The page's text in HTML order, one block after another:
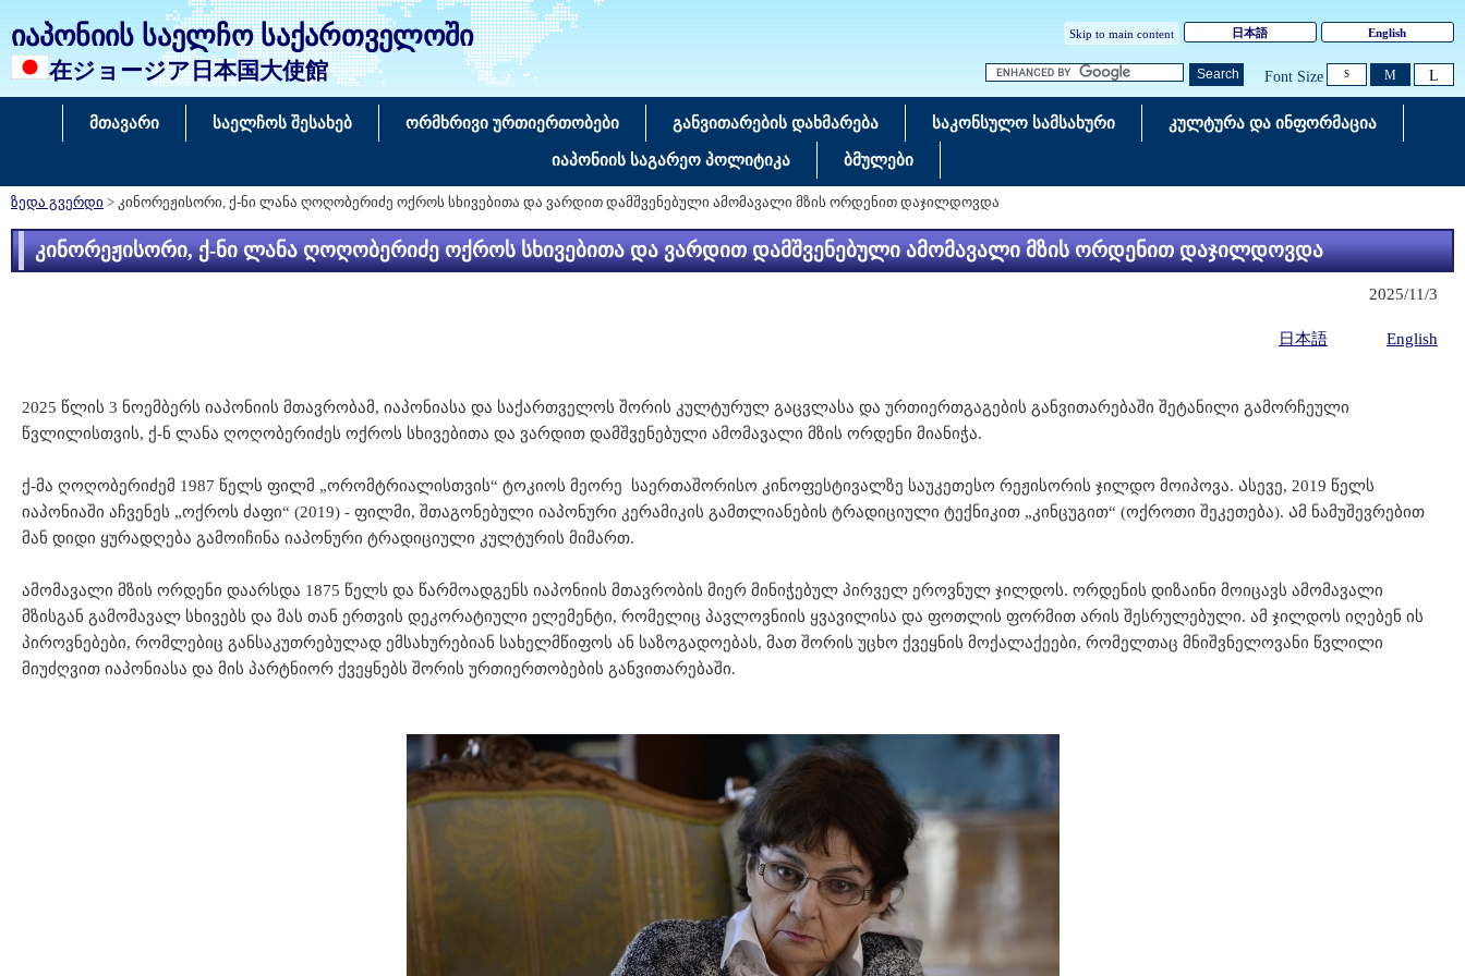
იაპონიის საელჩო საქართველოში
在ジョージア日本国大使館
Skip to main content 日本語 English
Search Font Size S M L
მთავარი საელჩოს შესახებ ორმხრივი ურთიერთობები განვითარების დახმარება საკონსულო სამსახური კულტურა და ინფორმაცია
იაპონიის საგარეო პოლიტიკა ბმულები
ზედა გვერდი > კინორეჟისორი, ქ-ნი ლანა ღოღობერიძე ოქროს სხივებითა და ვარდით დამშვენებული ამომავალი მზის ორდენით დაჯილდოვდა
კინორეჟისორი, ქ-ნი ლანა ღოღობერიძე ოქროს სხივებითა და ვარდით დამშვენებული ამომავალი მზის ორდენით დაჯილდოვდა
2025/11/3
日本語 English
2025 წლის 3 ნოემბერს იაპონიის მთავრობამ, იაპონიასა და საქართველოს შორის კულტურულ გაცვლასა და ურთიერთგაგების განვითარებაში შეტანილი გამორჩეული
წვლილისთვის, ქ-ნ ლანა ღოღობერიძეს ოქროს სხივებითა და ვარდით დამშვენებული ამომავალი მზის ორდენი მიანიჭა.
ქ-მა ღოღობერიძემ 1987 წელს ფილმ „ორომტრიალისთვის“ ტოკიოს მეორე საერთაშორისო კინოფესტივალზე საუკეთესო რეჟისორის ჯილდო მოიპოვა. Ასევე, 2019 წელს
იაპონიაში აჩვენეს „ოქროს ძაფი“ (2019) - ფილმი, შთაგონებული იაპონური კერამიკის გამთლიანების ტრადიციული ტექნიკით „კინცუგით“ (ოქროთი შეკეთება). Ამ ნამუშევრებით
მან დიდი ყურადღება გამოიჩინა იაპონური ტრადიციული კულტურის მიმართ.
ამომავალი მზის ორდენი დაარსდა 1875 წელს და წარმოადგენს იაპონიის მთავრობის მიერ მინიჭებულ პირველ ეროვნულ ჯილდოს. ორდენის დიზაინი მოიცავს ამომავალი
მზისგან გამომავალ სხივებს და მას თან ერთვის დეკორატიული ელემენტი, რომელიც პავლოვნიის ყვავილისა და ფოთლის ფორმით არის შესრულებული. ამ ჯილდოს იღებენ ის
პიროვნებები, რომლებიც განსაკუთრებულად ემსახურებიან სახელმწიფოს ან საზოგადოებას, მათ შორის უცხო ქვეყნის მოქალაქეები, რომელთაც მნიშვნელოვანი წვლილი
მიუძღვით იაპონიასა და მის პარტნიორ ქვეყნებს შორის ურთიერთობების განვითარებაში.